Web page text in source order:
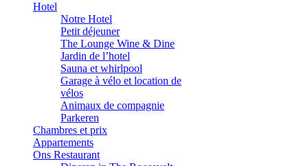
Hotel
Notre Hotel
Petit déjeuner
The Lounge Wine & Dine
Jardin de l’hotel
Sauna et whirlpool
Garage à vélo et location de
vélos
Animaux de compagnie
Parkeren
Chambres et prix
Appartements
Ons Restaurant